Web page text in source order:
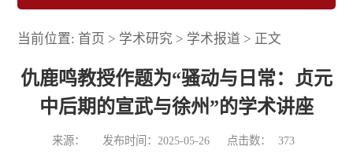
当前位置: 首页 > 学术研究 > 学术报道 > 正文
仇鹿鸣教授作题为“骚动与日常：贞元
中后期的宣武与徐州”的学术讲座
来源： 发布时间：2025-05-26 点击数： 373